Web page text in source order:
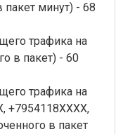
минут) - 68
трафика на
в пакет) - 60
трафика на
+7954118ХХХХ,
в пакет